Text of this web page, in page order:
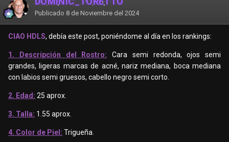
Publicado 8 de Noviembre del 2024
CIAO HDLS, debía este post, poniéndome al día en los rankings:
1. Descripción del Rostro: Cara semi redonda, ojos semi
grandes, ligeras marcas de acné, nariz mediana, boca mediana
con labios semi gruesos, cabello negro semi corto.
2. Edad: 25 aprox.
3. Talla: 1.55 aprox.
4. Color de Piel: Trigueña.